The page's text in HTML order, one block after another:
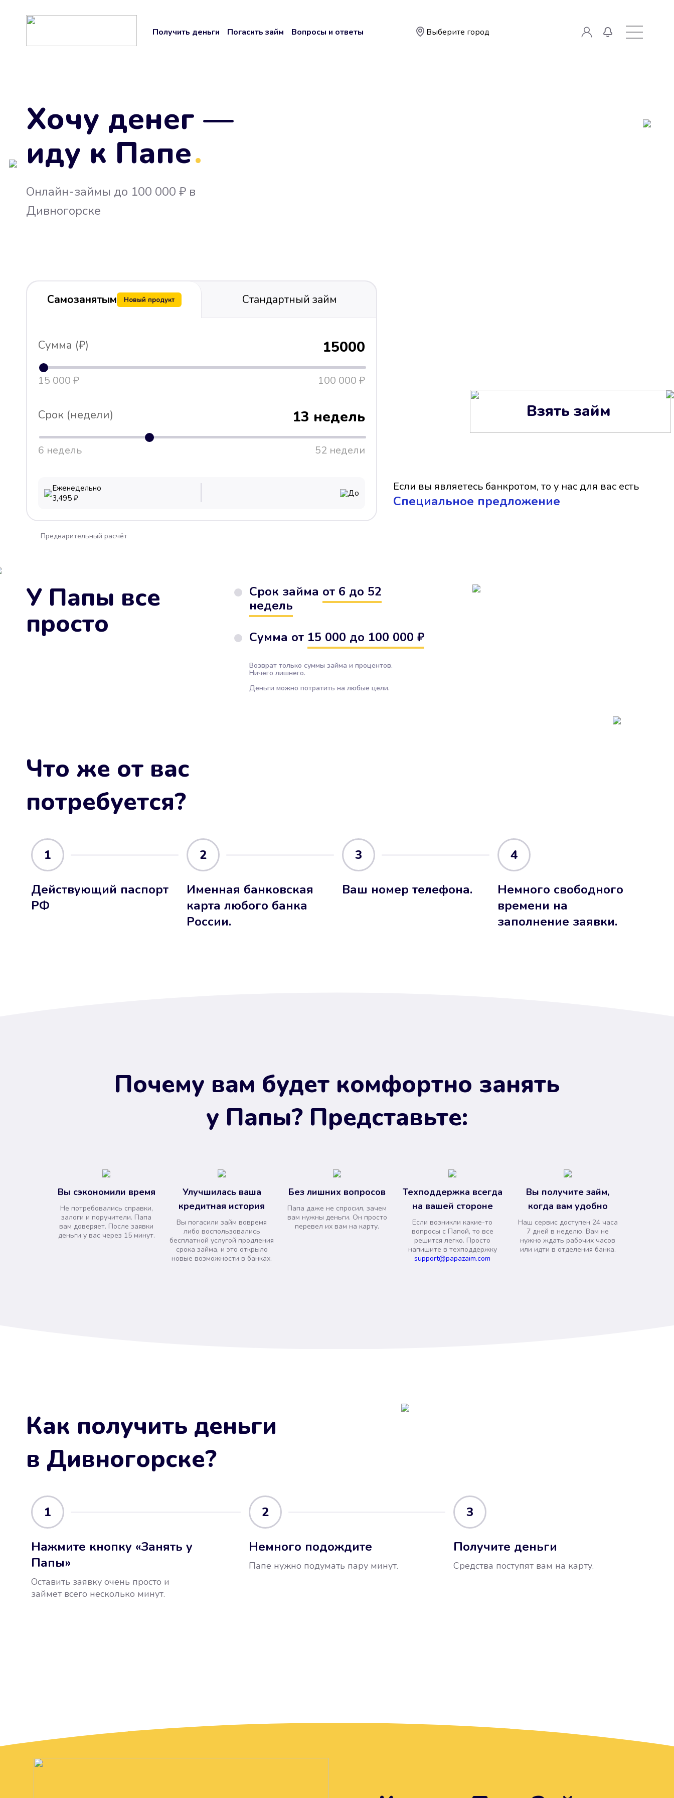
Получить деньги Погасить займ Вопросы и ответы Выберите город
Хочу денег —
иду к Папе
.
Онлайн-займы до 100 000 ₽ в
Дивногорске
Самозанятым Новый продукт Стандартный займ
Сумма (₽) 15000
15 000 ₽ 100 000 ₽
Срок (недели) 13 недель
6 недель 52 недели
Еженедельно
3,495 ₽ До
Взять займ
Если вы являетесь банкротом, то у нас для вас есть
Cпециальное предложение
Предварительный расчёт
У Папы все
просто
Срок займа от 6 до 52
недель
Сумма от 15 000 до 100 000 ₽
Возврат только суммы займа и процентов.
Ничего лишнего.
Деньги можно потратить на любые цели.
Что же от вас
потребуется?
1
Действующий паспорт
РФ
2
Именная банковская
карта любого банка
России.
3
Ваш номер телефона.
4
Немного свободного
времени на
заполнение заявки.
Почему вам будет комфортно занять
у Папы? Представьте:
Вы сэкономили время
Не потребовались справки,
залоги и поручители. Папа
вам доверяет. После заявки
деньги у вас через 15 минут.
Улучшилась ваша
кредитная история
Вы погасили займ вовремя
либо воспользовались
бесплатной услугой продления
срока займа, и это открыло
новые возможности в банках.
Без лишних вопросов
Папа даже не спросил, зачем
вам нужны деньги. Он просто
перевел их вам на карту.
Техподдержка всегда
на вашей стороне
Если возникли какие-то
вопросы с Папой, то все
решится легко. Просто
напишите в техподдержку
support@papazaim.com
Вы получите займ,
когда вам удобно
Наш сервис доступен 24 часа
7 дней в неделю. Вам не
нужно ждать рабочих часов
или идти в отделения банка.
Как получить деньги
в Дивногорске?
1
Нажмите кнопку «Занять у
Папы»
Оставить заявку очень просто и
займет всего несколько минут.
2
Немного подождите
Папе нужно подумать пару минут.
3
Получите деньги
Средства поступят вам на карту.